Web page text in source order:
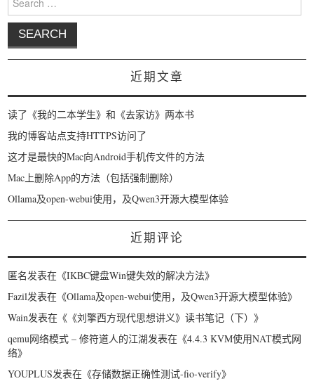
近期文章
读了《我的二本学生》和《去家访》两本书
我的博客站点支持HTTPS访问了
这才是最快的Mac向Android手机传文件的方法
Mac上删除App的方法（包括强制删除）
Ollama及open-webui使用，及Qwen3开源大模型体验
近期评论
匿名发表在《IKBC键盘Win键失效的解决方法》
Fazil发表在《Ollama及open-webui使用，及Qwen3开源大模型体验》
Wain发表在《 《刘擎西方现代思想讲义》读书笔记（下）》
qemu网络模式 – 修符道人的江湖发表在《4.4.3 KVM使用NAT模式网
络》
YOUPLUS发表在《存储数据正确性测试-fio-verify》